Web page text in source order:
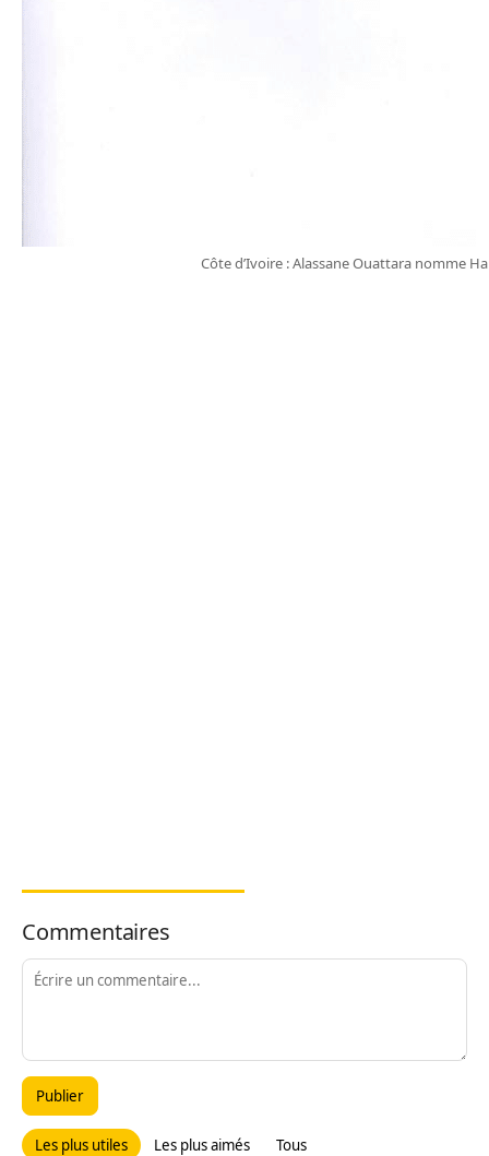
Côte d’Ivoire : Alassane Ouattara nomme
Commentaires
Publier
Les plus utiles Les plus aimés Tous